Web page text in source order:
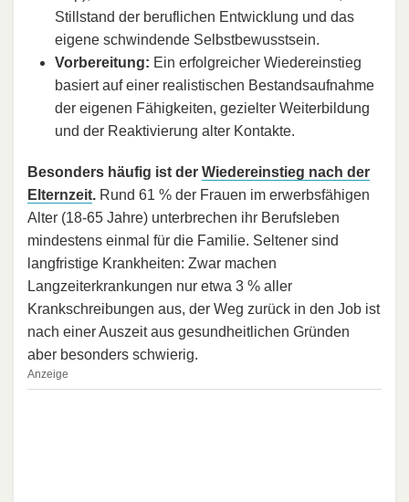
Stillstand der beruflichen Entwicklung und das
eigene schwindende Selbstbewusstsein.
Vorbereitung: Ein erfolgreicher Wiedereinstieg
basiert auf einer realistischen Bestandsaufnahme
der eigenen Fähigkeiten, gezielter Weiterbildung
und der Reaktivierung alter Kontakte.
Besonders häufig ist der Wiedereinstieg nach der
Elternzeit. Rund 61 % der Frauen im erwerbsfähigen
Alter (18-65 Jahre) unterbrechen ihr Berufsleben
mindestens einmal für die Familie. Seltener sind
langfristige Krankheiten: Zwar machen
Langzeiterkrankungen nur etwa 3 % aller
Krankschreibungen aus, der Weg zurück in den Job ist
nach einer Auszeit aus gesundheitlichen Gründen
aber besonders schwierig.
Anzeige